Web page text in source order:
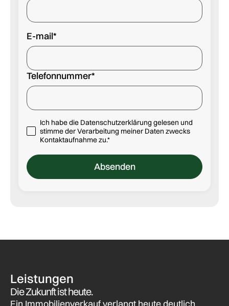
E-mail*
Telefonnummer*
Ich habe die Datenschutzerklärung gelesen und
stimme der Verarbeitung meiner Daten zwecks
Kontaktaufnahme zu.*
Leistungen
Die Zukunft ist heute.
Ein Immobilienverkauf verlangt heute deutlich